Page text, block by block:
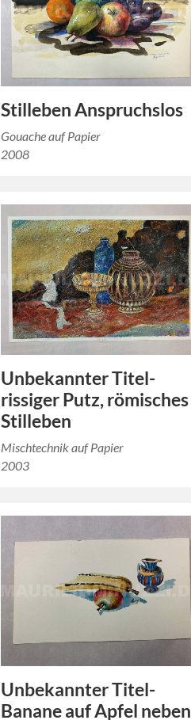
Stilleben Anspruchslos
Gouache auf Papier
2008
Unbekannter Titel-
rissiger Putz, römisches
Stilleben
Mischtechnik auf Papier
2003
Unbekannter Titel-
Banane auf Apfel neben